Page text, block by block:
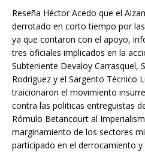
Reseña Héctor Acedo que el
derrotado en corto tiempo por
ya que contaron con el apoyo,
tres oficiales implicados en la
Subteniente Devaloy Carrasquel,
Rodriguez y el Sargento Técnico
traicionaron el movimiento
contra las politicas entreguistas
Rómulo Betancourt al
marginamiento de los sectores
participado en el derrocamiento y